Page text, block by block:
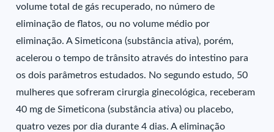
volume total de gás recuperado, no número de
eliminação de flatos, ou no volume médio por
eliminação. A Simeticona (substância ativa), porém,
acelerou o tempo de trânsito através do intestino para
os dois parâmetros estudados. No segundo estudo, 50
mulheres que sofreram cirurgia ginecológica, receberam
40 mg de Simeticona (substância ativa) ou placebo,
quatro vezes por dia durante 4 dias. A eliminação